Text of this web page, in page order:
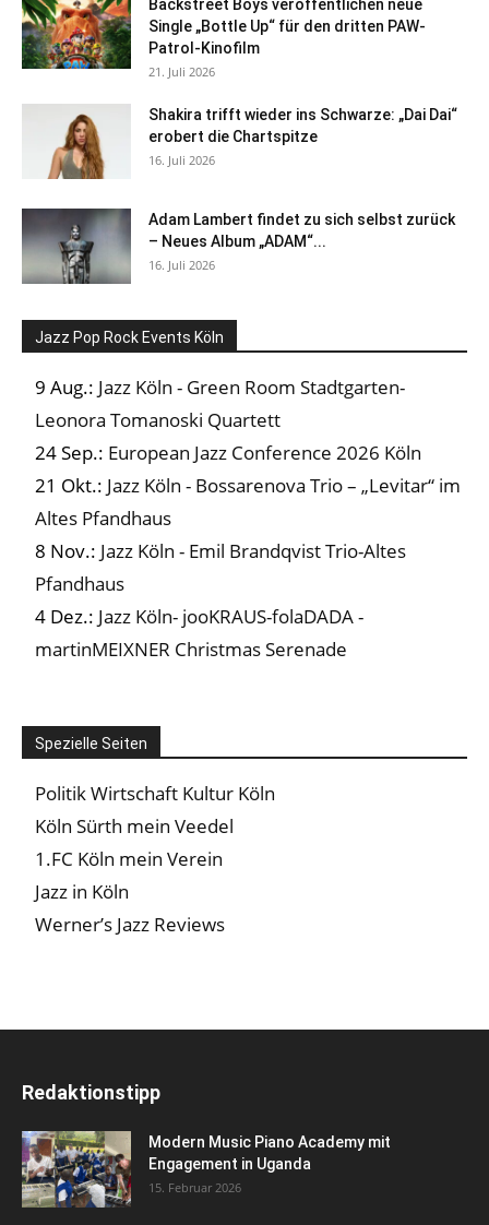
Backstreet Boys veröffentlichen neue
Single „Bottle Up“ für den dritten PAW-
Patrol-Kinofilm
21. Juli 2026
Shakira trifft wieder ins Schwarze: „Dai Dai“
erobert die Chartspitze
16. Juli 2026
Adam Lambert findet zu sich selbst zurück
– Neues Album „ADAM“...
16. Juli 2026
Jazz Pop Rock Events Köln
9 Aug.: Jazz Köln - Green Room Stadtgarten-
Leonora Tomanoski Quartett
24 Sep.: European Jazz Conference 2026 Köln
21 Okt.: Jazz Köln - Bossarenova Trio – „Levitar“ im
Altes Pfandhaus
8 Nov.: Jazz Köln - Emil Brandqvist Trio-Altes
Pfandhaus
4 Dez.: Jazz Köln- jooKRAUS-folaDADA -
martinMEIXNER Christmas Serenade
Spezielle Seiten
Politik Wirtschaft Kultur Köln
Köln Sürth mein Veedel
1.FC Köln mein Verein
Jazz in Köln
Werner’s Jazz Reviews
Redaktionstipp
Modern Music Piano Academy mit
Engagement in Uganda
15. Februar 2026